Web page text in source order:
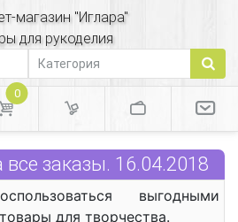
магазин "Иглара"
для рукоделия
0
заказы. 16.04.2018
выгодными
для творчества.